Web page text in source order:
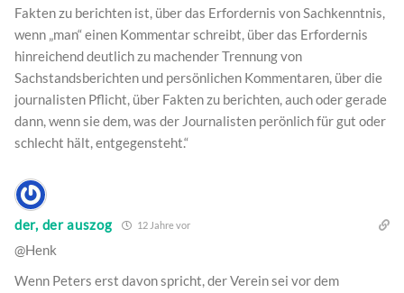
Fakten zu berichten ist, über das Erfordernis von Sachkenntnis,
wenn „man“ einen Kommentar schreibt, über das Erfordernis
hinreichend deutlich zu machender Trennung von
Sachstandsberichten und persönlichen Kommentaren, über die
journalisten Pflicht, über Fakten zu berichten, auch oder gerade
dann, wenn sie dem, was der Journalisten perönlich für gut oder
schlecht hält, entgegensteht.“
der, der auszog 12 Jahre vor
@Henk
Wenn Peters erst davon spricht, der Verein sei vor dem